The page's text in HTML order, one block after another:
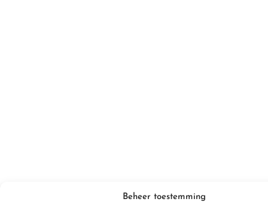
Beheer toestemming